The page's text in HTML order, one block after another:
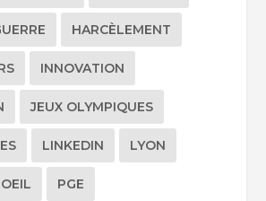
HARCÈLEMENT
INNOVATION
JEUX OLYMPIQUES
LINKEDIN LYON
OEIL PGE